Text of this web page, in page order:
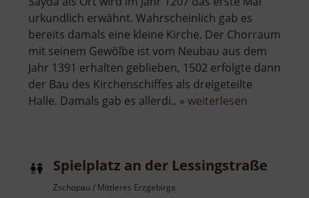
urkundlich erwähnt. Wahrscheinlich gab es
bereits damals eine kleine Kirche. Der Chorraum
mit seinem Gewölbe ist vom Neubau aus dem
Jahr 1391 erhalten geblieben, 1502 erfolgte dann
der Bau des Kirchenschiffes als dreigeteilte
Halle. Damals gab es allerdi.. » weiterlesen
Spielplatz an der Lessingstraße
Zschopau / Mittleres Erzgebirge